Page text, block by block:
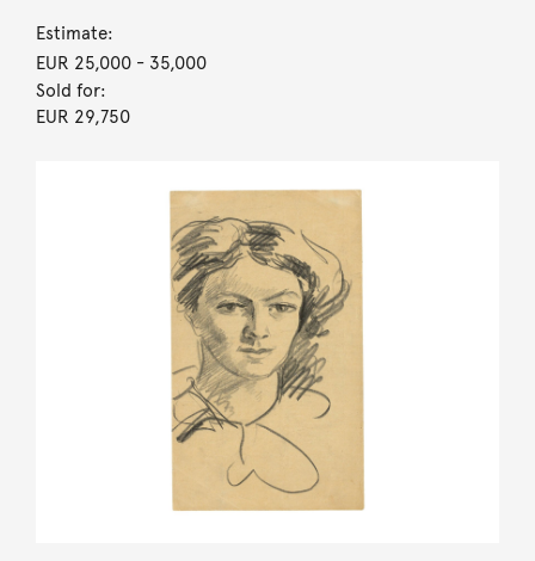
Estimate:
EUR 25,000- 35,000
Sold for:
EUR 29,750